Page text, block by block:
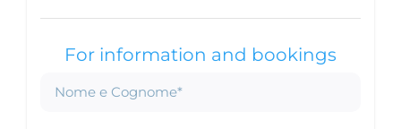
For information and bookings